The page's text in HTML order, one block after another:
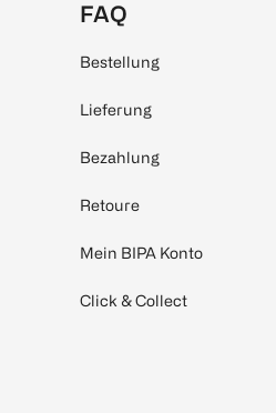
FAQ
Bestellung
Lieferung
Bezahlung
Retoure
Mein BIPA Konto
Click & Collect